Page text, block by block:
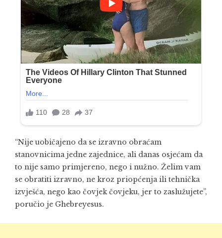
“Nije uobičajeno da se izravno obraćam
stanovnicima jedne zajednice, ali danas osjećam da
to nije samo primjereno, nego i nužno. Želim vam
se obratiti izravno, ne kroz priopćenja ili tehnička
izvješća, nego kao čovjek čovjeku, jer to zaslužujete”,
poručio je Ghebreyesus.